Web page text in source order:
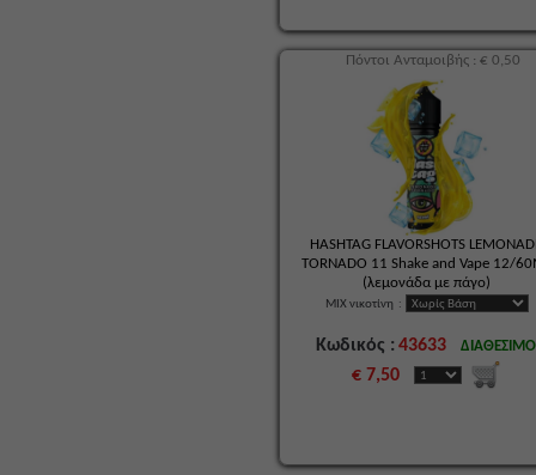
HASHTAG FLAVORSHOTS
TORNADO 11 Shake and Vape 12/
(λεμονάδα με πάγο)
MIX νικοτίνη :
Κωδικός : 43633 ΔΙΑΘΕΣΙΜΟ
€ 7,50
Πόντοι Ανταμοιβής : € 0,50